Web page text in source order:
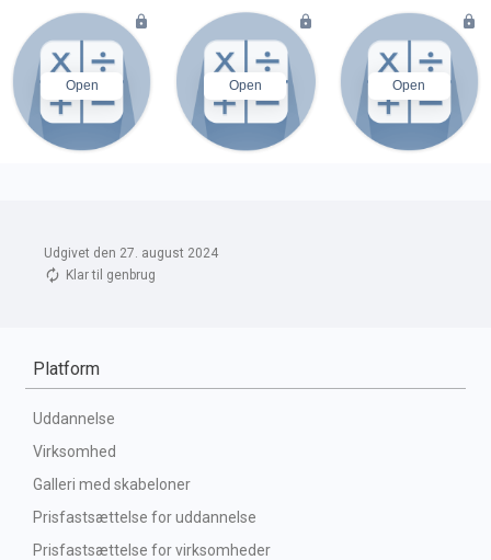
Udgivet den 27. august 2024
Klar til genbrug
Platform
Uddannelse
Virksomhed
Galleri med skabeloner
Prisfastsættelse for uddannelse
Prisfastsættelse for virksomheder